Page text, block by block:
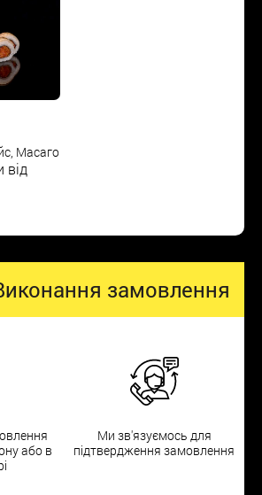
Масаго
від
замовлення
або в
Ми зв'язуємось для
підтвердження замовлення